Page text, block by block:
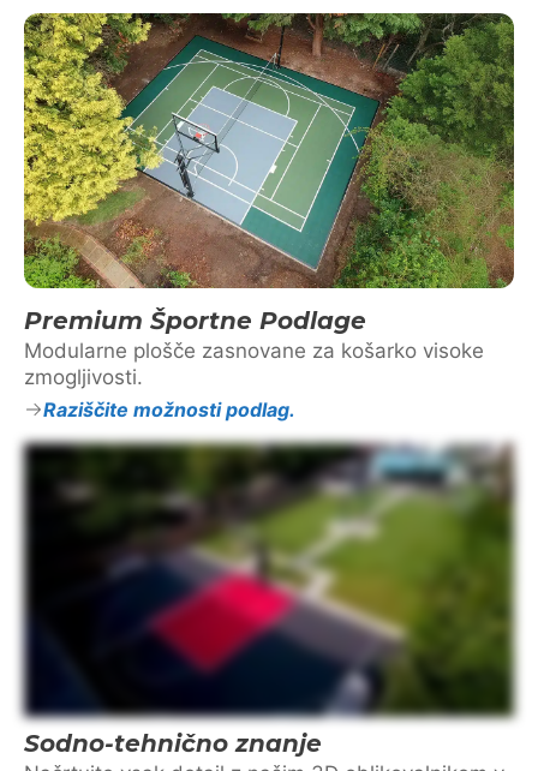
Premium Športne Podlage
Modularne plošče zasnovane za košarko visoke
zmogljivosti.
Raziščite možnosti podlag.
Sodno-tehnično znanje